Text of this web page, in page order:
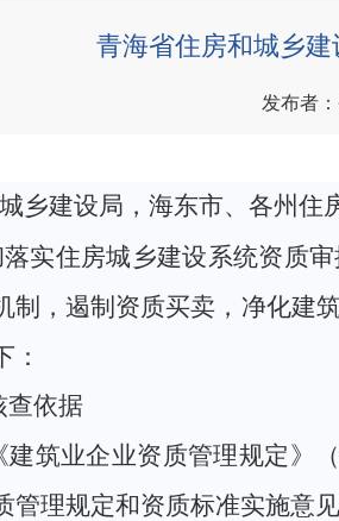
青海省住房和城乡
发布者
乡建设局，海东市、各州住
落实住房城乡建设系统资质
制，遏制资质买卖，净化建
：
查依据
建筑业企业资质管理规定》
管理规定和资质标准实施意